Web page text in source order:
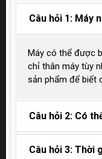
Câu hỏi 1: Máy
Máy có thể được
chỉ thân máy tùy
sản phẩm để biết
Câu hỏi 2: Có
Câu hỏi 3: Thời